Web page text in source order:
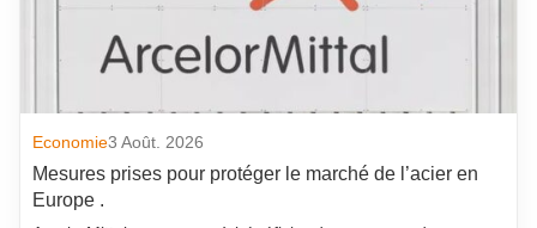
Economie3 Août. 2026
Mesures prises pour protéger le marché de l’acier en
Europe .